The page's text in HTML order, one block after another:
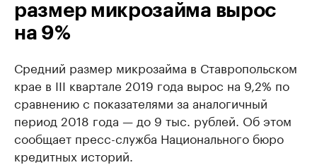
размер микрозайма вырос
на 9%
Средний размер микрозайма в Ставропольском
крае в III квартале 2019 года вырос на 9,2% по
сравнению с показателями за аналогичный
период 2018 года — до 9 тыс. рублей. Об этом
сообщает пресс-служба Национального бюро
кредитных историй.